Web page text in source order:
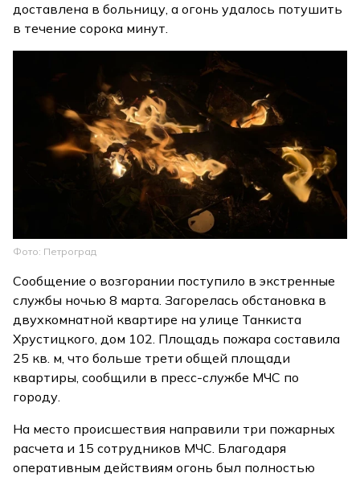
доставлена в больницу, а огонь удалось потушить
в течение сорока минут.
Фото: Петроград
Сообщение о возгорании поступило в экстренные
службы ночью 8 марта. Загорелась обстановка в
двухкомнатной квартире на улице Танкиста
Хрустицкого, дом 102. Площадь пожара составила
25 кв. м, что больше трети общей площади
квартиры, сообщили в пресс-службе МЧС по
городу.
На место происшествия направили три пожарных
расчета и 15 сотрудников МЧС. Благодаря
оперативным действиям огонь был полностью